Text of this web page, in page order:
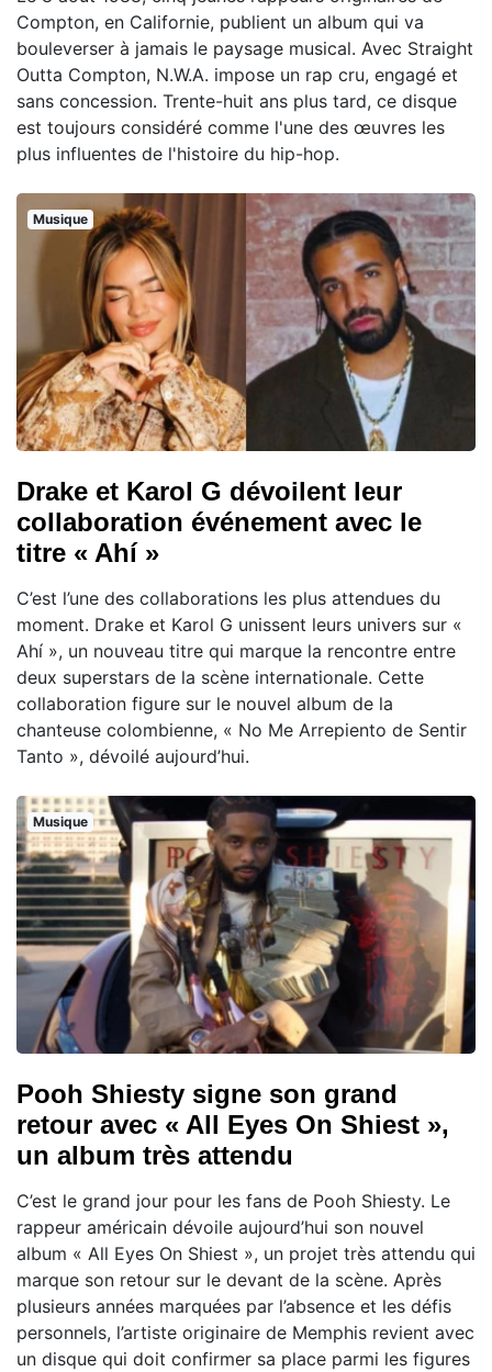
Compton, en Californie, publient un album qui va
bouleverser à jamais le paysage musical. Avec Straight
Outta Compton, N.W.A. impose un rap cru, engagé et
sans concession. Trente-huit ans plus tard, ce disque
est toujours considéré comme l'une des œuvres les
plus influentes de l'histoire du hip-hop.
Musique
Drake et Karol G dévoilent leur
collaboration événement avec le
titre « Ahí »
C’est l’une des collaborations les plus attendues du
moment. Drake et Karol G unissent leurs univers sur «
Ahí », un nouveau titre qui marque la rencontre entre
deux superstars de la scène internationale. Cette
collaboration figure sur le nouvel album de la
chanteuse colombienne, « No Me Arrepiento de Sentir
Tanto », dévoilé aujourd’hui.
Musique
Pooh Shiesty signe son grand
retour avec « All Eyes On Shiest »,
un album très attendu
C’est le grand jour pour les fans de Pooh Shiesty. Le
rappeur américain dévoile aujourd’hui son nouvel
album « All Eyes On Shiest », un projet très attendu qui
marque son retour sur le devant de la scène. Après
plusieurs années marquées par l’absence et les défis
personnels, l’artiste originaire de Memphis revient avec
un disque qui doit confirmer sa place parmi les figures